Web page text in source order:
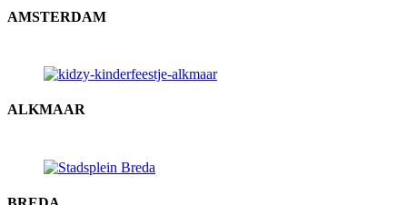
AMSTERDAM
ALKMAAR